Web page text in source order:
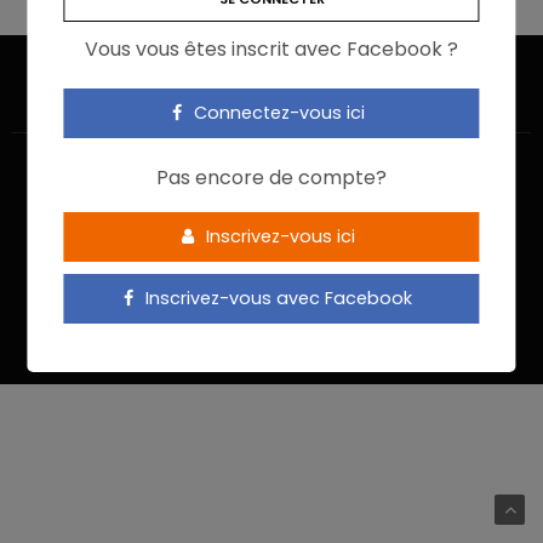
Vous vous êtes inscrit avec Facebook ?
Connectez-vous ici
Pas encore de compte?
Inscrivez-vous ici
Inscrivez-vous avec Facebook
ACCUEIL JE M’INSCRIS
NOUS CONTACTER
MENTIONS LÉGALES
POLITIQUE DE CONFIDENTIALITÉ
Food In Action © 2022